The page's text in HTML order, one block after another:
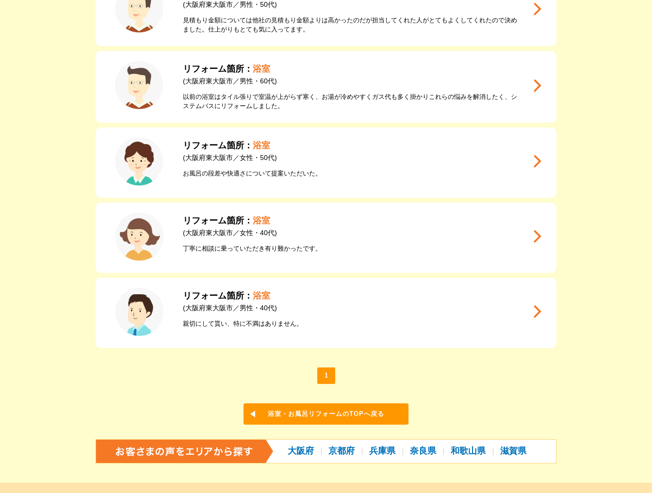
(大阪府東大阪市／男性・50代)
見積もり金額については他社の見積もり金額よりは高かったのだが担当してくれた人がとてもよくしてくれたので決め
ました。仕上がりもとても気に入ってます。
リフォーム箇所： 浴室
(大阪府東大阪市／男性・60代)
以前の浴室はタイル張りで室温が上がらず寒く、お湯が冷めやすくガス代も多く掛かりこれらの悩みを解消したく、シ
ステムバスにリフォームしました。
リフォーム箇所： 浴室
(大阪府東大阪市／女性・50代)
お風呂の段差や快適さについて提案いただいた。
リフォーム箇所： 浴室
(大阪府東大阪市／女性・40代)
丁寧に相談に乗っていただき有り難かったです。
リフォーム箇所： 浴室
(大阪府東大阪市／男性・40代)
親切にして貰い、特に不満はありません。
1
浴室・お風呂リフォームのTOPへ戻る
大阪府 京都府 兵庫県 奈良県 和歌山県 滋賀県